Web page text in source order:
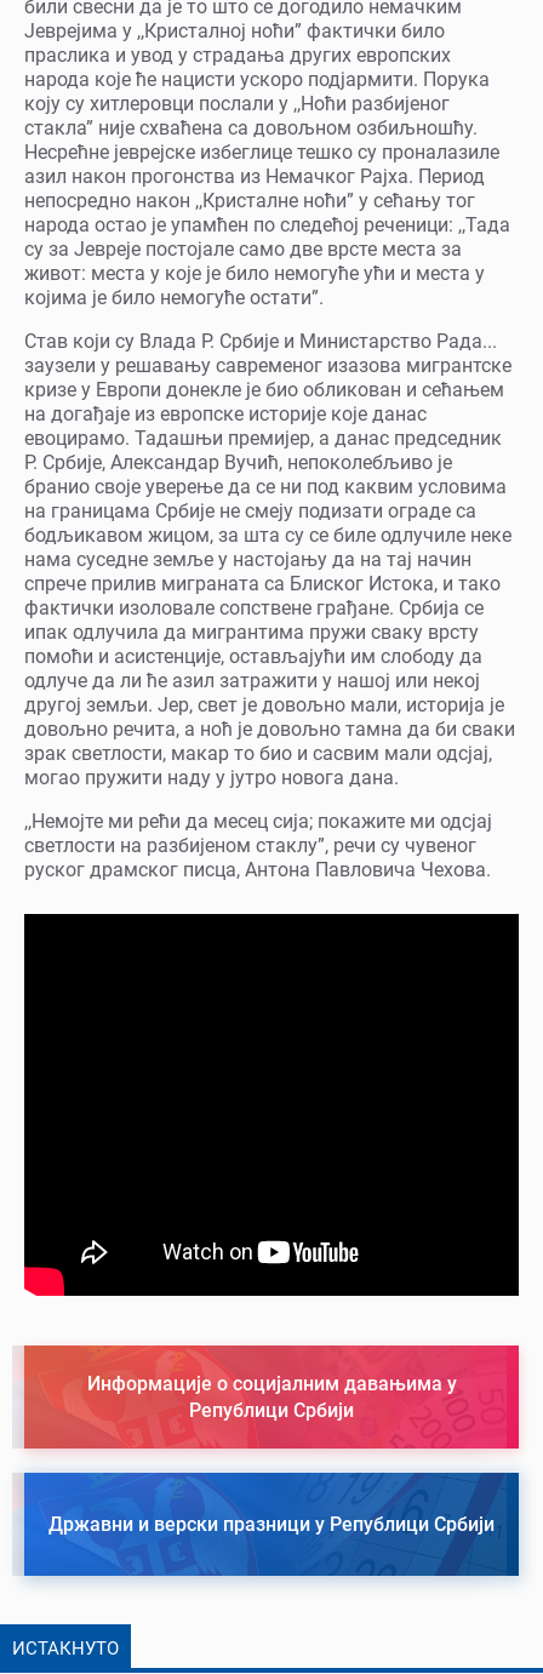
били свесни да је то што се догодило немачким
Јеврејима у ,,Кристалној ноћи” фактички било
праслика и увод у страдања других европских
народа које ће нацисти ускоро подјармити. Порука
коју су хитлеровци послали у ,,Ноћи разбијеног
стакла” није схваћена са довољном озбиљношћу.
Несрећне јеврејске избеглице тешко су проналазиле
азил након прогонства из Немачког Рајха. Период
непосредно након ,,Кристалне ноћи” у сећању тог
народа остао је упамћен по следећој реченици: ,,Тада
су за Јевреје постојале само две врсте места за
живот: места у које је било немогуће ући и места у
којима је било немогуће остати”.
Став који су Влада Р. Србије и Министарство Рада...
заузели у решавању савременог изазова мигрантске
кризе у Европи донекле је био обликован и сећањем
на догађаје из европске историје које данас
евоцирамо. Тадашњи премијер, а данас председник
Р. Србије, Александар Вучић, непоколебљиво је
бранио своје уверење да се ни под каквим условима
на границама Србије не смеју подизати ограде са
бодљикавом жицом, за шта су се биле одлучиле неке
нама суседне земље у настојању да на тај начин
спрече прилив миграната са Блиског Истока, и тако
фактички изоловале сопствене грађане. Србија се
ипак одлучила да мигрантима пружи сваку врсту
помоћи и асистенције, остављајући им слободу да
одлуче да ли ће азил затражити у нашој или некој
другој земљи. Јер, свет је довољно мали, историја је
довољно речита, а ноћ је довољно тамна да би сваки
зрак светлости, макар то био и сасвим мали одсјај,
могао пружити наду у јутро новога дана.
,,Немојте ми рећи да месец сија; покажите ми одсјај
светлости на разбијеном стаклу”, речи су чувеног
руског драмског писца, Антона Павловича Чехова.
Информације о социјалним давањима у
Републици Србији
Државни и верски празници у Републици Србији
ИСТАКНУТО